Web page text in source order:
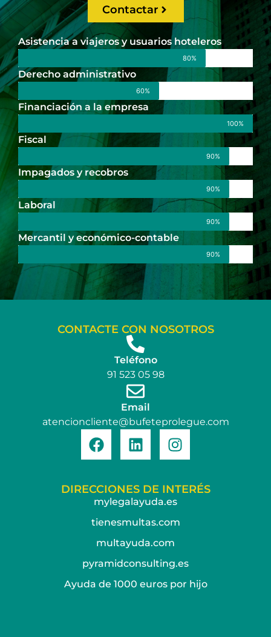
Contactar
Asistencia a viajeros y usuarios hoteleros
80%
Derecho administrativo
60%
Financiación a la empresa
100%
Fiscal
90%
Impagados y recobros
90%
Laboral
90%
Mercantil y económico-contable
90%
CONTACTE CON NOSOTROS
Teléfono
91 523 05 98
Email
atencioncliente@bufeteprolegue.com
DIRECCIONES DE INTERÉS
mylegalayuda.es
tienesmultas.com
multayuda.com
pyramidconsulting.es
Ayuda de 1000 euros por hijo